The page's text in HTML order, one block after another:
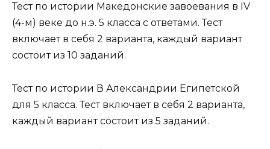
Тест по истории Македонские завоевания в IV
(4-м) веке до н.э. 5 класса с ответами. Тест
включает в себя 2 варианта, каждый вариант
состоит из 10 заданий.
Тест по истории В Александрии Египетской
для 5 класса. Тест включает в себя 2 варианта,
каждый вариант состоит из 5 заданий.